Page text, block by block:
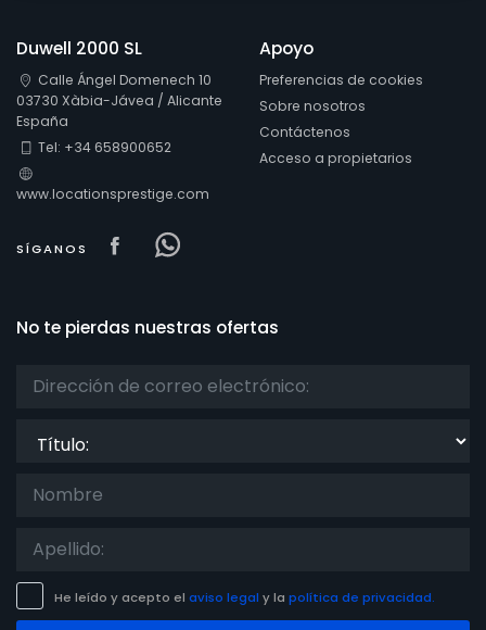
Duwell 2000 SL
Calle Ángel Domenech 10
03730 Xàbia-Jávea / Alicante
España
Tel: +34 658900652
www.locationsprestige.com
SÍGANOS Visit our Facebook page
Visit our Facebowhatsappok
Apoyo
Preferencias de cookies
Sobre nosotros
Contáctenos
Acceso a propietarios
No te pierdas nuestras ofertas
He leído y acepto el aviso legal y la política de privacidad.